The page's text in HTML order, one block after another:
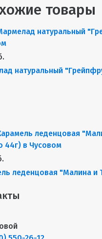
товары
натуральный
леденцовая "Малина и